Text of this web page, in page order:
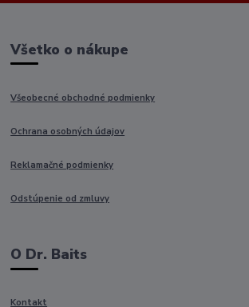
Všetko o nákupe
Všeobecné obchodné podmienky
Ochrana osobných údajov
Reklamačné podmienky
Odstúpenie od zmluvy
O Dr. Baits
Kontakt